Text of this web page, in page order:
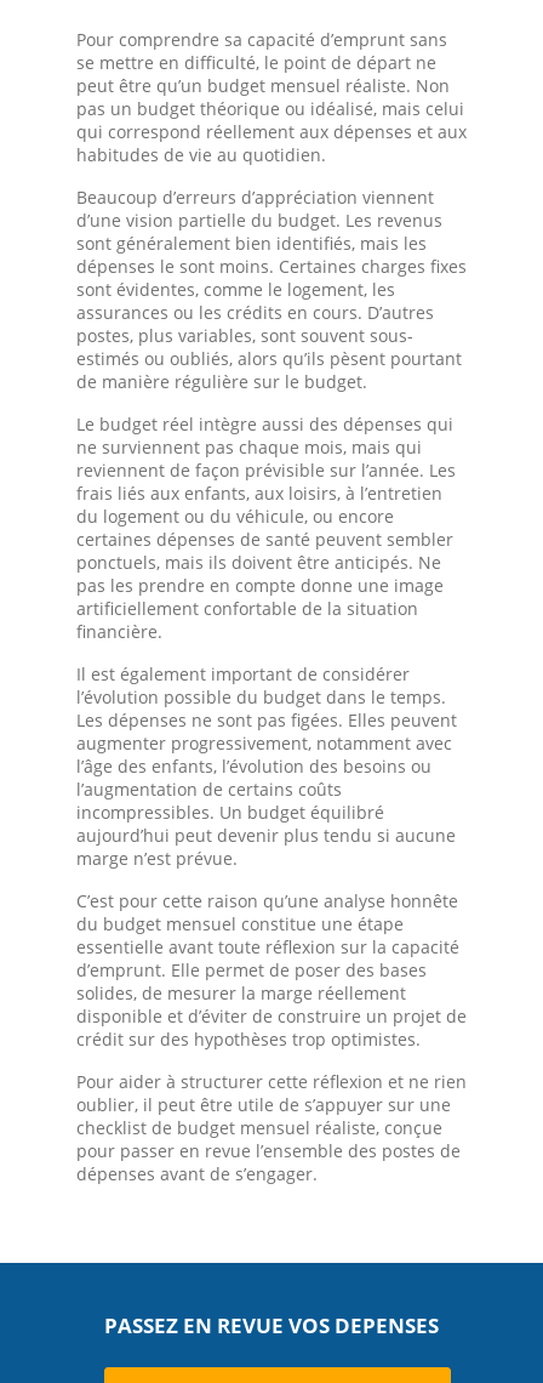
Pour comprendre sa capacité d’emprunt sans
se mettre en difficulté, le point de départ ne
peut être qu’un budget mensuel réaliste. Non
pas un budget théorique ou idéalisé, mais celui
qui correspond réellement aux dépenses et aux
habitudes de vie au quotidien.
Beaucoup d’erreurs d’appréciation viennent
d’une vision partielle du budget. Les revenus
sont généralement bien identifiés, mais les
dépenses le sont moins. Certaines charges fixes
sont évidentes, comme le logement, les
assurances ou les crédits en cours. D’autres
postes, plus variables, sont souvent sous-
estimés ou oubliés, alors qu’ils pèsent pourtant
de manière régulière sur le budget.
Le budget réel intègre aussi des dépenses qui
ne surviennent pas chaque mois, mais qui
reviennent de façon prévisible sur l’année. Les
frais liés aux enfants, aux loisirs, à l’entretien
du logement ou du véhicule, ou encore
certaines dépenses de santé peuvent sembler
ponctuels, mais ils doivent être anticipés. Ne
pas les prendre en compte donne une image
artificiellement confortable de la situation
financière.
Il est également important de considérer
l’évolution possible du budget dans le temps.
Les dépenses ne sont pas figées. Elles peuvent
augmenter progressivement, notamment avec
l’âge des enfants, l’évolution des besoins ou
l’augmentation de certains coûts
incompressibles. Un budget équilibré
aujourd’hui peut devenir plus tendu si aucune
marge n’est prévue.
C’est pour cette raison qu’une analyse honnête
du budget mensuel constitue une étape
essentielle avant toute réflexion sur la capacité
d’emprunt. Elle permet de poser des bases
solides, de mesurer la marge réellement
disponible et d’éviter de construire un projet de
crédit sur des hypothèses trop optimistes.
Pour aider à structurer cette réflexion et ne rien
oublier, il peut être utile de s’appuyer sur une
checklist de budget mensuel réaliste, conçue
pour passer en revue l’ensemble des postes de
dépenses avant de s’engager.
PASSEZ EN REVUE VOS DEPENSES